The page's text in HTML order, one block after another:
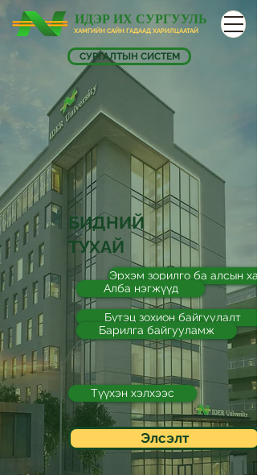
ИДЭР ИХ СУРГУУЛЬ
ХАМГИЙН САЙН ГАДААД ХАРИЛЦААТАЙ
СУРГАЛТЫН СИСТЕМ
БИДНИЙ
ТУХАЙ
Эрхэм зорилго ба алсын
Бүтэц зохион байгуулалт
Алба нэгжүүд
Барилга байгууламж
Түүхэн хэлхээс
Элсэлт